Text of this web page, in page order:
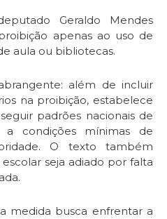
Geraldo Mendes
apenas ao uso de
aula ou bibliotecas.
além de incluir
na proibição, estabelece
padrões nacionais de
condições mínimas de
O texto também
seja adiado por falta
medida busca enfrentar a